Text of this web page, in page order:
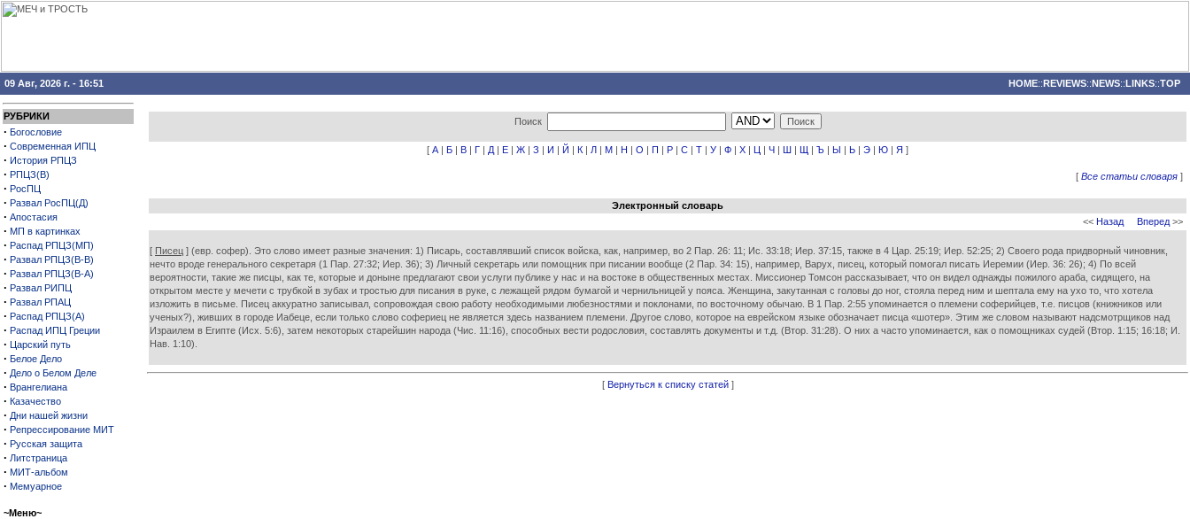
09 Авг, 2026 г. - 16:51 HOME::REVIEWS::NEWS::LINKS::TOP
РУБРИКИ
· Богословие
· Современная ИПЦ
· История РПЦЗ
· РПЦЗ(В)
· РосПЦ
· Развал РосПЦ(Д)
· Апостасия
· МП в картинках
· Распад РПЦЗ(МП)
· Развал РПЦЗ(В-В)
· Развал РПЦЗ(В-А)
· Развал РИПЦ
· Развал РПАЦ
· Распад РПЦЗ(А)
· Распад ИПЦ Греции
· Царский путь
· Белое Дело
· Дело о Белом Деле
· Врангелиана
· Казачество
· Дни нашей жизни
· Репрессирование МИТ
· Русская защита
· Литстраница
· МИТ-альбом
· Мемуарное
~Меню~
Поиск
[ А | Б | В | Г | Д | Е | Ж | З | И | Й | К | Л | М | Н | О | П | Р | С | Т | У | Ф | Х | Ц | Ч | Ш | Щ | Ъ | Ы | Ь | Э | Ю | Я ]
[ Все статьи словаря ]
Электронный словарь
<< Назад Вперед >>
[ Писец ] (евр. софер). Это слово имеет разные значения: 1) Писарь, составлявший список войска, как, например, во 2 Пар. 26: 11; Ис. 33:18; Иер. 37:15, также в 4 Цар. 25:19; Иер. 52:25; 2) Своего рода придворный чиновник,
нечто вроде генерального секретаря (1 Пар. 27:32; Иер. 36); 3) Личный секретарь или помощник при писании вообще (2 Пар. 34: 15), например, Варух, писец, который помогал писать Иеремии (Иер. 36: 26); 4) По всей
вероятности, такие же писцы, как те, которые и доныне предлагают свои услуги публике у нас и на востоке в общественных местах. Миссионер Томсон рассказывает, что он видел однажды пожилого араба, сидящего, на
открытом месте у мечети с трубкой в зубах и тростью для писания в руке, с лежащей рядом бумагой и чернильницей у пояса. Женщина, закутанная с головы до ног, стояла перед ним и шептала ему на ухо то, что хотела
изложить в письме. Писец аккуратно записывал, сопровождая свою работу необходимыми любезностями и поклонами, по восточному обычаю. В 1 Пар. 2:55 упоминается о племени соферийцев, т.е. писцов (книжников или
ученых?), живших в городе Иабеце, если только слово софериец не является здесь названием племени. Другое слово, которое на еврейском языке обозначает писца «шотер». Этим же словом называют надсмотрщиков над
Израилем в Египте (Исх. 5:6), затем некоторых старейшин народа (Чис. 11:16), способных вести родословия, составлять документы и т.д. (Втор. 31:28). О них а часто упоминается, как о помощниках судей (Втор. 1:15; 16:18; И.
Нав. 1:10).
[ Вернуться к списку статей]